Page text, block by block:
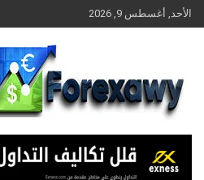
Skip
to
الأحد, أغسطس 9, 2026